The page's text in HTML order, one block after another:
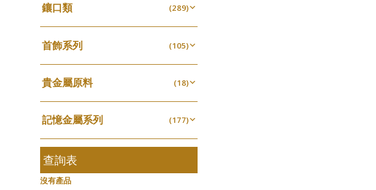
卷迫系列 (13)
螺絲迫系列 (15)
梅花迫系列 (19)
平臺迫系列 (74)
綫拍系列 (42)
美拍系列 (16)
耳針系列 (6)
耳環扣系列
耳綫/耳鈎系列
耳環爪頭
鏈類配件
調節珠系列
生圈扣系列
鴨俐制系列
字母吊墜
相盒吊墜 (11)
其他類配件 (161)
珠盤系列 (16)
袖口鈕系列 (7)
焊片及鐳射綫 (2)
空心車花管 (19)
其他 (104)
無孔光身珠 (7)
無孔批花珠
空心批花珠 (22)
鑲口類 (289)
四爪頭系列 (20)
六爪頭系列 (41)
車花片 (35)
動感車花片 (20)
鑲口戒指 (16)
鑲口手鏈系列 (146)
首飾系列 (105)
手镯系列 (8)
戒指系列 (8)
空心耳環 (27)
空心车花管首饰链 (15)
空心手鐲系列 (8)
牛仔鏈
貴金屬原料 (18)
千足金 (18)
記憶金屬系列 (177)
記憶戒指 (30)
拉簧珠珠手鏈
記憶鈦手鐲
查詢表
沒有產品